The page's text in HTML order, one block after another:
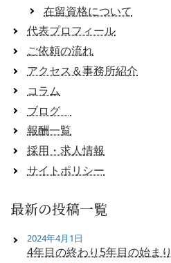
在留資格について
代表プロフィール
ご依頼の流れ
アクセス＆事務所紹介
コラム
ブログ
報酬一覧
採用・求人情報
サイトポリシー
最新の投稿一覧
4年目の終わり5年目の始まり
2024年4月1日